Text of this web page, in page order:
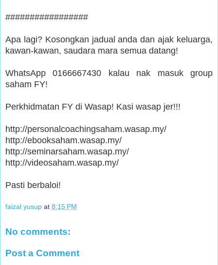
#################
Apa lagi? Kosongkan jadual anda dan ajak keluarga,
kawan-kawan, saudara mara semua datang!
WhatsApp 0166667430 kalau nak masuk group
saham FY!
Perkhidmatan FY di Wasap! Kasi wasap jer!!!
http://personalcoachingsaham.wasap.my/
http://ebooksaham.wasap.my/
http://seminarsaham.wasap.my/
http://videosaham.wasap.my/
Pasti berbaloi!
faizal yusup at 8:15 PM
No comments:
Post a Comment